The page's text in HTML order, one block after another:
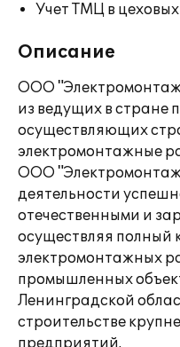
Учет ТМЦ в
Описание
ООО
из ведущих в стране
осуществляющих
электромонтажные
ООО
деятельности
отечественными и
осуществляя полный
электромонтажных
промышленных
Ленинградской
строительстве
предприятий.